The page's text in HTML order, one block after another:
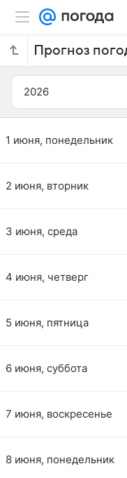
2026
1 июня, понедельник
2 июня, вторник
3 июня, среда
4 июня, четверг
5 июня, пятница
6 июня, суббота
7 июня, воскресенье
8 июня, понедельник